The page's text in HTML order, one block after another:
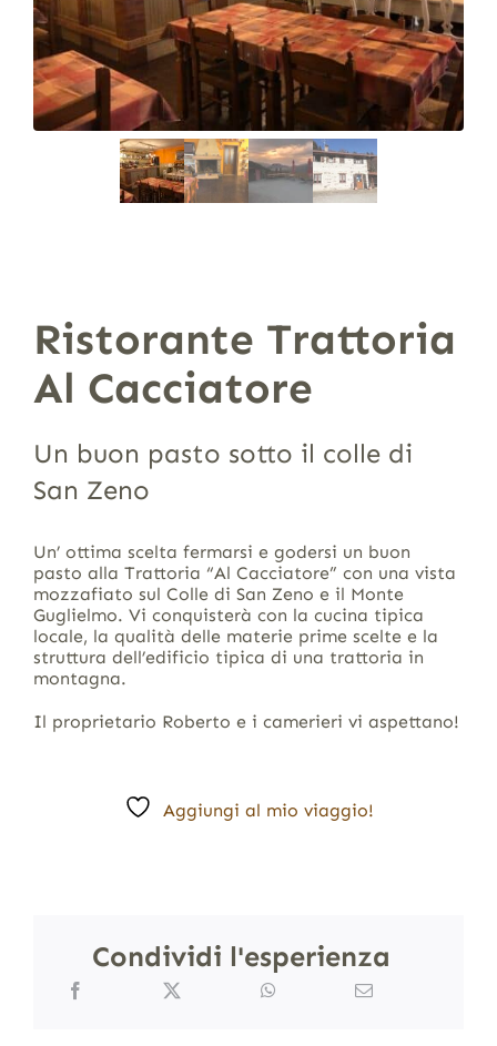
Ristorante Trattoria
Al Cacciatore
Un buon pasto sotto il colle di
San Zeno
Un’ ottima scelta fermarsi e godersi un buon
pasto alla Trattoria “Al Cacciatore” con una vista
mozzafiato sul Colle di San Zeno e il Monte
Guglielmo. Vi conquisterà con la cucina tipica
locale, la qualità delle materie prime scelte e la
struttura dell’edificio tipica di una trattoria in
montagna.
Il proprietario Roberto e i camerieri vi aspettano!
Aggiungi al mio viaggio!
Condividi l'esperienza